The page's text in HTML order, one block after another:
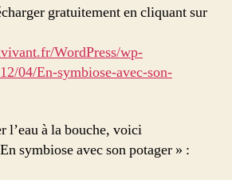
gratuitement en cliquant sur
WordPress/wp-
04/En-symbiose-avec-son-
l’eau à la bouche, voici
symbiose avec son potager » :